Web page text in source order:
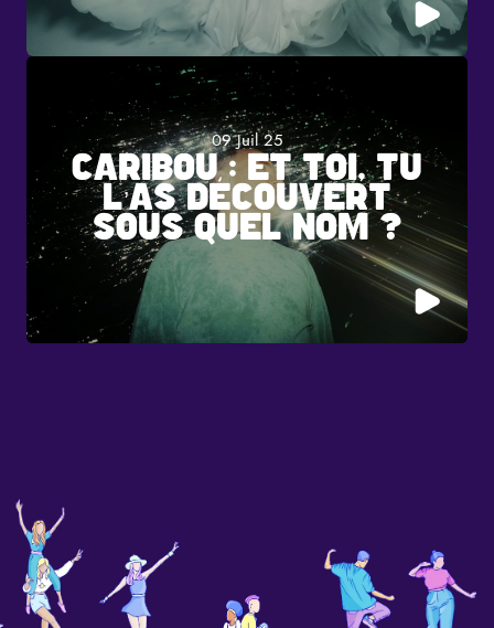
09 Juil 25
CARIBOU : ET TOI, TU
L’AS DÉCOUVERT
SOUS QUEL NOM ?